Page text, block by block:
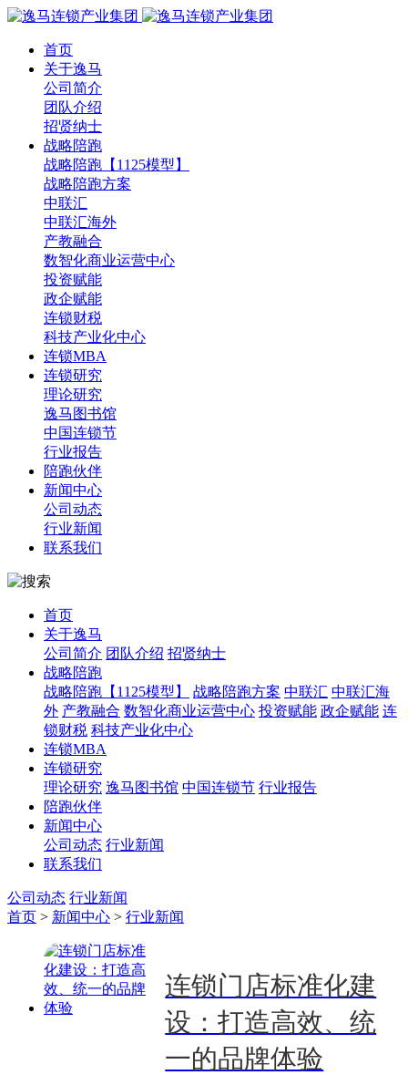
首页
关于逸马
公司简介
团队介绍
招贤纳士
战略陪跑
战略陪跑【1125模型】
战略陪跑方案
中联汇
中联汇海外
产教融合
数智化商业运营中心
投资赋能
政企赋能
连锁财税
科技产业化中心
连锁MBA
连锁研究
理论研究
逸马图书馆
中国连锁节
行业报告
陪跑伙伴
新闻中心
公司动态
行业新闻
联系我们
首页
关于逸马
公司简介 团队介绍 招贤纳士
战略陪跑
战略陪跑【1125模型】
战略陪跑方案 中联汇 中联汇海
外 产教融合 数智化商业运营中心 投资赋能 政企赋能 连
锁财税 科技产业化中心
连锁MBA
连锁研究
理论研究 逸马图书馆 中国连锁节 行业报告
陪跑伙伴
新闻中心
公司动态 行业新闻
联系我们
公司动态 行业新闻
首页 > 新闻中心 > 行业新闻
连锁门店标准化建
设：打造高效、统
一的品牌体验